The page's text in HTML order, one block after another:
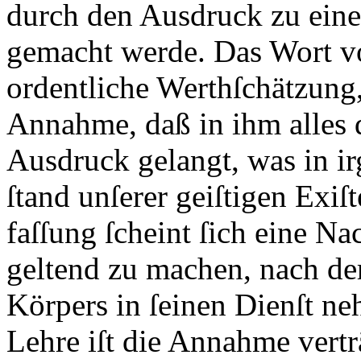
durch den Ausdruck zu
gemacht werde. Das Wort
ordentliche
Annahme, daß in ihm alles
Ausdruck gelangt, was in
ſtand unſerer geiſtigen
faſſung ſcheint ſich eine
geltend zu machen, nach
Körpers in ſeinen Dienſt
Lehre iſt die Annahme